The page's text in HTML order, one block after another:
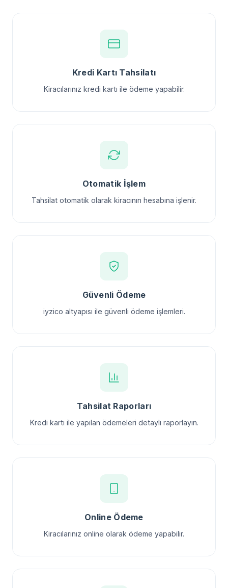
Kredi Kartı Tahsilatı
Kiracılarınız kredi kartı ile ödeme yapabilir.
Otomatik İşlem
Tahsilat otomatik olarak kiracının hesabına işlenir.
Güvenli Ödeme
iyzico altyapısı ile güvenli ödeme işlemleri.
Tahsilat Raporları
Kredi kartı ile yapılan ödemeleri detaylı raporlayın.
Online Ödeme
Kiracılarınız online olarak ödeme yapabilir.